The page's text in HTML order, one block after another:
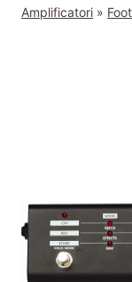
Amplificatori »